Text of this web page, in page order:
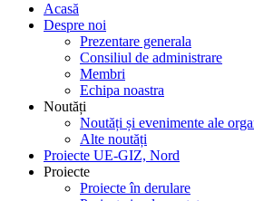
Acasă
Despre noi
Prezentare generala
Consiliul de administrare
Membri
Echipa noastra
Noutăți
Noutăți și evenimente ale
Alte noutăți
Proiecte UE-GIZ, Nord
Proiecte
Proiecte în derulare